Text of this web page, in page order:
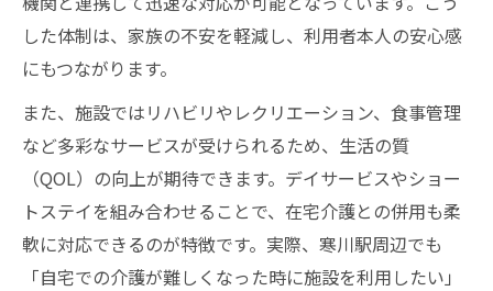
した体制は、家族の不安を軽減し、利用者本人の安心感
にもつながります。
また、施設ではリハビリやレクリエーション、食事管理
など多彩なサービスが受けられるため、生活の質
（QOL）の向上が期待できます。デイサービスやショー
トステイを組み合わせることで、在宅介護との併用も柔
軟に対応できるのが特徴です。実際、寒川駅周辺でも
「自宅での介護が難しくなった時に施設を利用したい」